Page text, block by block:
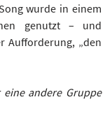
wurde in einem
genutzt – und
Aufforderung, „den
andere Gruppe